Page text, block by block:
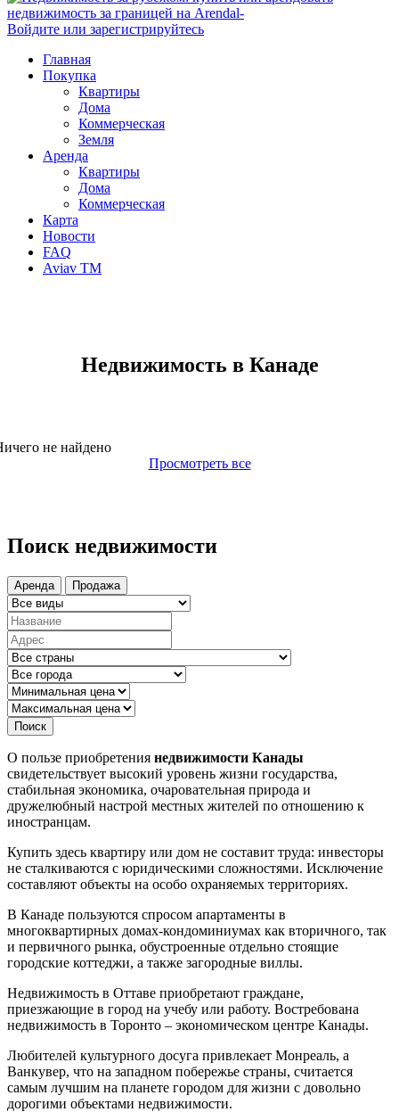
Войдите или зарегистрируйтесь
Главная
Покупка
Квартиры
Дома
Коммерческая
Земля
Аренда
Квартиры
Дома
Коммерческая
Карта
Новости
FAQ
Aviav TM
Недвижимость в Канаде
не найдено
Просмотреть все
Поиск недвижимости
Аренда Продажа
Поиск
О пользе приобретения недвижимости Канады
свидетельствует высокий уровень жизни государства,
стабильная экономика, очаровательная природа и
дружелюбный настрой местных жителей по отношению к
иностранцам.
Купить здесь квартиру или дом не составит труда: инвесторы
не сталкиваются с юридическими сложностями. Исключение
составляют объекты на особо охраняемых территориях.
В Канаде пользуются спросом апартаменты в
многоквартирных домах-кондоминиумах как вторичного, так
и первичного рынка, обустроенные отдельно стоящие
городские коттеджи, а также загородные виллы.
Недвижимость в Оттаве приобретают граждане,
приезжающие в город на учебу или работу. Востребована
недвижимость в Торонто – экономическом центре Канады.
Любителей культурного досуга привлекает Монреаль, а
Ванкувер, что на западном побережье страны, считается
самым лучшим на планете городом для жизни с довольно
дорогими объектами недвижимости.